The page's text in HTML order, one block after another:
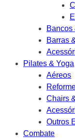
Bancos
Barras
Pilates & Yoga
Aéreos
Chairs
Outros
Combate